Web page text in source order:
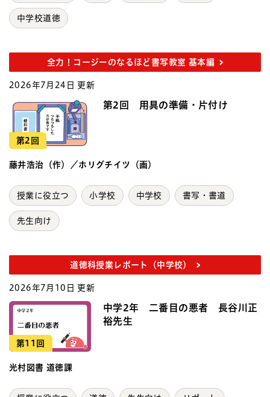
中学校道徳
全力！コージーのなるほど書写教室 基本編
2026年7月24日 更新
第2回
第2回 用具の準備・片付け
藤井浩治（作）／ホリグチイツ（画）
授業に役立つ 小学校 中学校 書写・書道
先生向け
道徳科授業レポート（中学校）
2026年7月10日 更新
第11回
中学2年 二番目の悪者 長谷川正
裕先生
光村図書 道徳課